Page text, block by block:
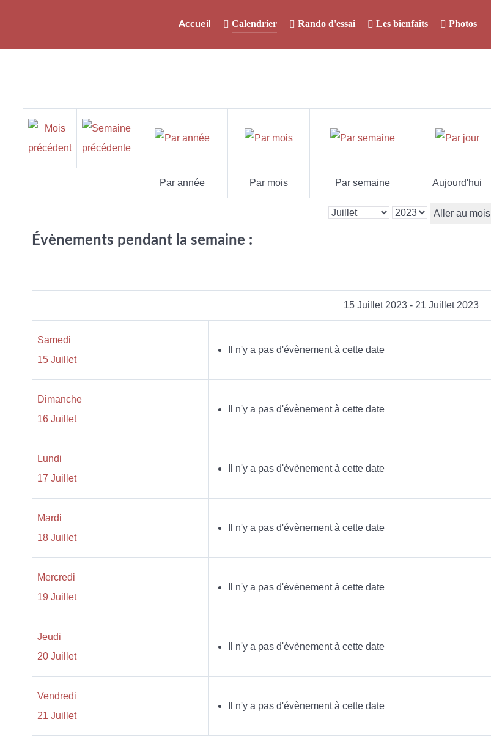
Accueil Calendrier Rando d'essai Les bienfaits Photos
Par année Par mois Par semaine Aujourd'hui
Aller au mois
Évènements pendant la semaine :
15 Juillet 2023 - 21 Juillet 2023
Samedi
15 Juillet
Il n'y a pas d'évènement à cette date
Dimanche
16 Juillet
Il n'y a pas d'évènement à cette date
Lundi
17 Juillet
Il n'y a pas d'évènement à cette date
Mardi
18 Juillet
Il n'y a pas d'évènement à cette date
Mercredi
19 Juillet
Il n'y a pas d'évènement à cette date
Jeudi
20 Juillet
Il n'y a pas d'évènement à cette date
Vendredi
21 Juillet
Il n'y a pas d'évènement à cette date